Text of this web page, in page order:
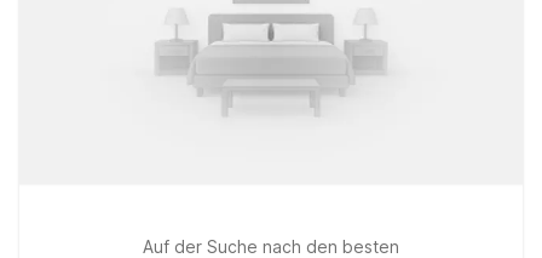
Auf der Suche nach den besten